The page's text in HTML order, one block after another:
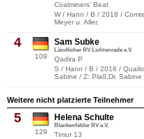
Coalminers' Beat
W / Hann / B / 2018 /
Meyer u. Aller,
4
109
Sam Subke
Ländlicher RV Lichtenrade e.V.
Qadira P
S / Hann / B / 2016 /
Sabine / Z: Plaß,Dr. Sabine
Weitere nicht platzierte Teilnehmer
5
129
Helena Schulte
Blankenfelder RV e.V.
Timur 13